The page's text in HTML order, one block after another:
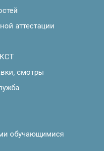
аттестации
смотры
обучающимися